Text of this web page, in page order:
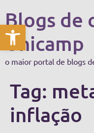
Abrir a
Blogs de
Unicamp
o maior portal de blogs
Tag:
inflação